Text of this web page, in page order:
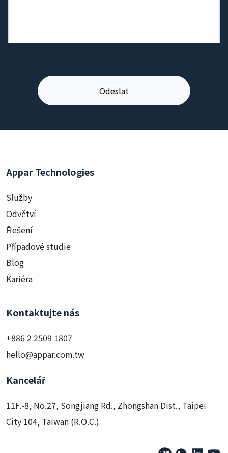
Appar Technologies
Služby
Odvětví
Řešení
Případové studie
Blog
Kariéra
Kontaktujte nás
+886 2 2509 1807
hello@appar.com.tw
Kancelář
11F.-8, No.27, Songjiang Rd., Zhongshan Dist., Taipei
City 104, Taiwan (R.O.C.)